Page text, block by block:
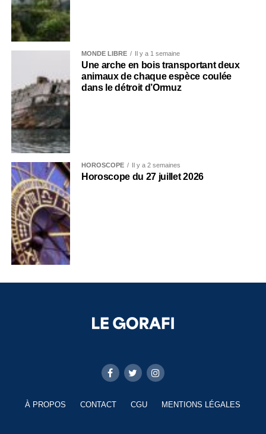
MONDE LIBRE Il y a 1 semaine
Une arche en bois transportant deux
animaux de chaque espèce coulée
dans le détroit d’Ormuz
HOROSCOPE Il y a 2 semaines
Horoscope du 27 juillet 2026
À PROPOS CONTACT CGU MENTIONS LÉGALES